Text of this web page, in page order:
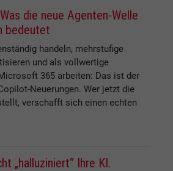
die neue Agenten-Welle
bedeutet
handeln, mehrstufige
und als vollwertige
365 arbeiten: Das ist der
Neuerungen. Wer jetzt die
verschafft sich einen echten
„halluziniert“ Ihre KI.